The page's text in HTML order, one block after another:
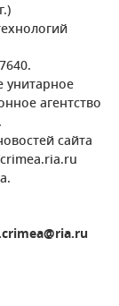
унитарное
агентство
сайта